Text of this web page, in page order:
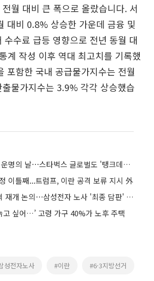
월 대비 큰 폭으로 올랐습니다. 서
대비 0.8% 상승한 가운데 금융 및
수수료 급등 영향으로 전년 동월 대
계 작성 이후 역대 최고치를 기록했
포함한 국내 공급물가지수는 전월
물가지수는 3.9% 각각 상승했습
삼성전자 총파업 운명의 날⋯스타벅스 글로벌도 '탱크데이' 사과 外
이틀째...트럼프, 이란 공격 보류 지시 外
트럼프, 이란 공격 재개 논의⋯삼성전자 노사 '최종 담판' 돌입 外
고 싶어…’ 고령 가구 40%가 노후 주택
성전자노사 #이란 #6·3지방선거